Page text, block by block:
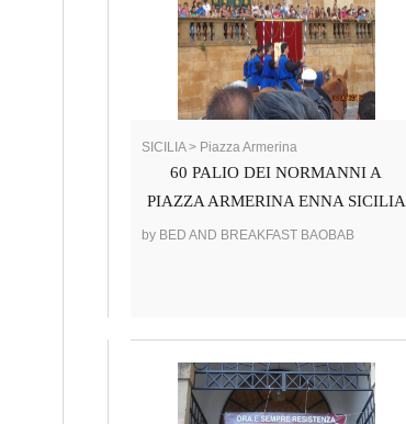
SICILIA > Piazza Armerina
60 PALIO DEI NORMANNI A
PIAZZA ARMERINA ENNA SICILIA
by BED AND BREAKFAST BAOBAB